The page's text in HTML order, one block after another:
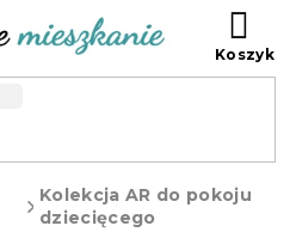
Kolekcja AR do pokoju
dziecięcego